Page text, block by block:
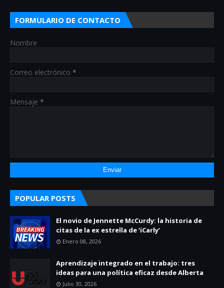
FORMULARIO DE CONTACTO
Nombre
Correo electrónico *
Mensaje *
POPULAR POSTS
El novio de Jennette McCurdy: la historia de
citas de la ex estrella de ‘iCarly’
Enero 08, 2026
Aprendizaje integrado en el trabajo: tres
ideas para una política eficaz desde Alberta
Julio 30, 2026